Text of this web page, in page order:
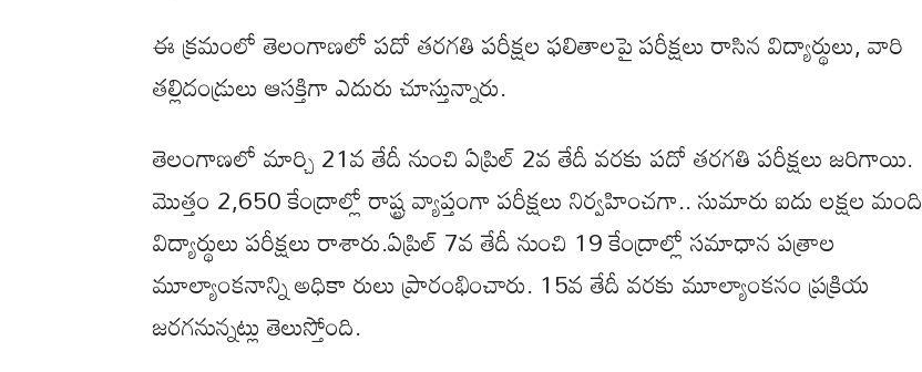
ఈ క్రమంలో తెలంగాణలో పదో తరగతి పరీక్షల ఫలితాలపై పరీక్షలు రాసిన విద్యార్థులు, వారి
తల్లిదండ్రులు ఆసక్తిగా ఎదురు చూస్తున్నారు.
తెలంగాణలో మార్చి 21వ తేదీ నుంచి ఏప్రిల్ 2వ తేదీ వరకు పదో తరగతి పరీక్షలు జరిగాయి.
మొత్తం 2,650 కేంద్రాల్లో రాష్ట్ర వ్యాప్తంగా పరీక్షలు నిర్వహించగా.. సుమారు ఐదు లక్షల మంది
విద్యార్థులు పరీక్షలు రాశారు.ఏప్రిల్ 7వ తేదీ నుంచి 19 కేంద్రాల్లో సమాధాన పత్రాల
మూల్యాంకనాన్ని అధికా రులు ప్రారంభించారు. 15వ తేదీ వరకు మూల్యాంకనం ప్రక్రియ
జరగనున్నట్లు తెలుస్తోంది.